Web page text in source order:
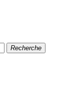
Recherche